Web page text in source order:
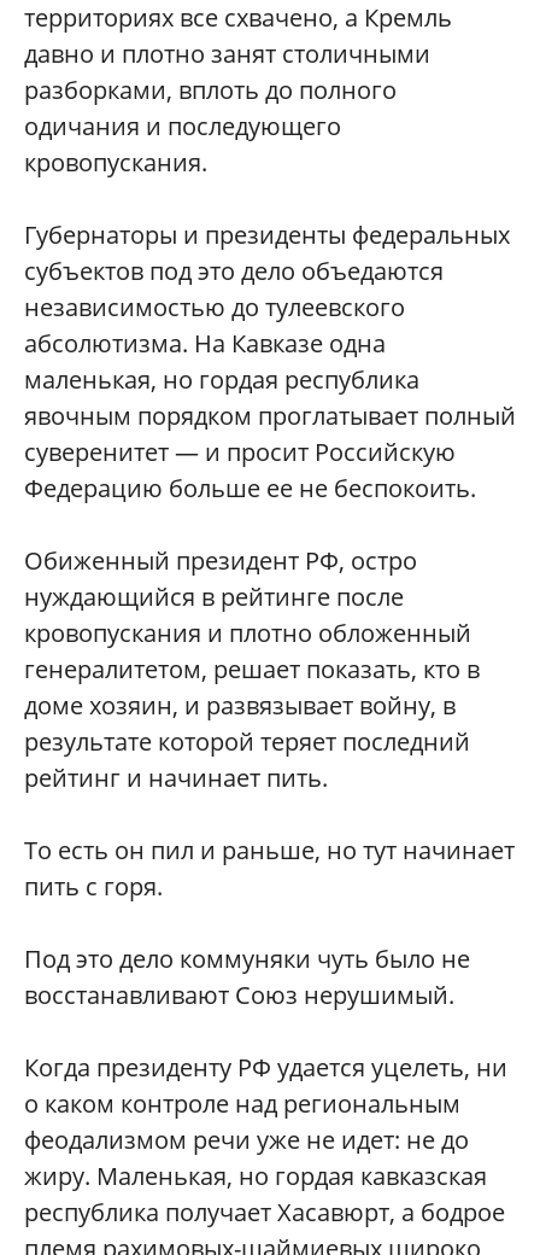
территориях все схвачено, а Кремль
давно и плотно занят столичными
разборками, вплоть до полного
одичания и последующего
кровопускания.
Губернаторы и президенты федеральных
субъектов под это дело объедаются
независимостью до тулеевского
абсолютизма. На Кавказе одна
маленькая, но гордая республика
явочным порядком проглатывает полный
суверенитет — и просит Российскую
Федерацию больше ее не беспокоить.
Обиженный президент РФ, остро
нуждающийся в рейтинге после
кровопускания и плотно обложенный
генералитетом, решает показать, кто в
доме хозяин, и развязывает войну, в
результате которой теряет последний
рейтинг и начинает пить.
То есть он пил и раньше, но тут начинает
пить с горя.
Под это дело коммуняки чуть было не
восстанавливают Союз нерушимый.
Когда президенту РФ удается уцелеть, ни
о каком контроле над региональным
феодализмом речи уже не идет: не до
жиру. Маленькая, но гордая кавказская
республика получает Хасавюрт, а бодрое